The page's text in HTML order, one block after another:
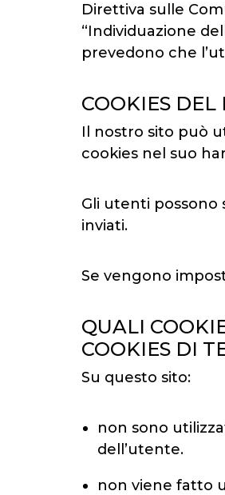
Direttiva sulle
“Individuazione
prevedono che
COOKIES DEL
Il nostro sito può
cookies nel suo
Gli utenti possono
inviati.
Se vengono
QUALI
COOKIES DI
Su questo sito:
non sono
dell’utente.
non viene fatto